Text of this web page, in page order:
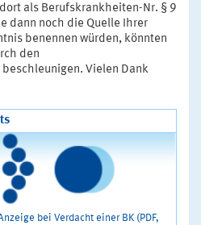
als Berufskrankheiten-Nr. § 9
dann noch die Quelle Ihrer
benennen würden, könnten
den
Vielen Dank
bei Verdacht einer BK (PDF,